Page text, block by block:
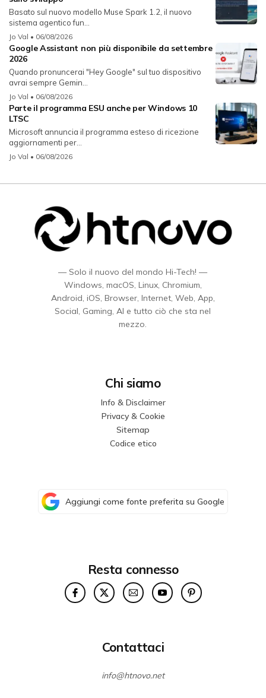
Basato sul nuovo modello Muse Spark 1.2, il nuovo
sistema agentico fun...
Jo Val • 06/08/2026
Google Assistant non più disponibile da settembre
2026
Quando pronuncerai "Hey Google" sul tuo dispositivo
avrai sempre Gemin...
Jo Val • 06/08/2026
Parte il programma ESU anche per Windows 10
LTSC
Microsoft annuncia il programma esteso di ricezione
aggiornamenti per...
Jo Val • 06/08/2026
— Solo il nuovo del mondo Hi-Tech! —
Windows, macOS, Linux, Chromium,
Android, iOS, Browser, Internet, Web, App,
Social, Gaming, AI e tutto ciò che sta nel
mezzo.
Chi siamo
Info & Disclaimer
Privacy & Cookie
Sitemap
Codice etico
Aggiungi come fonte preferita su Google
Resta connesso
Contattaci
info@htnovo.net